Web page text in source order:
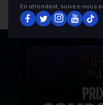
En attendant, suivez‑nous